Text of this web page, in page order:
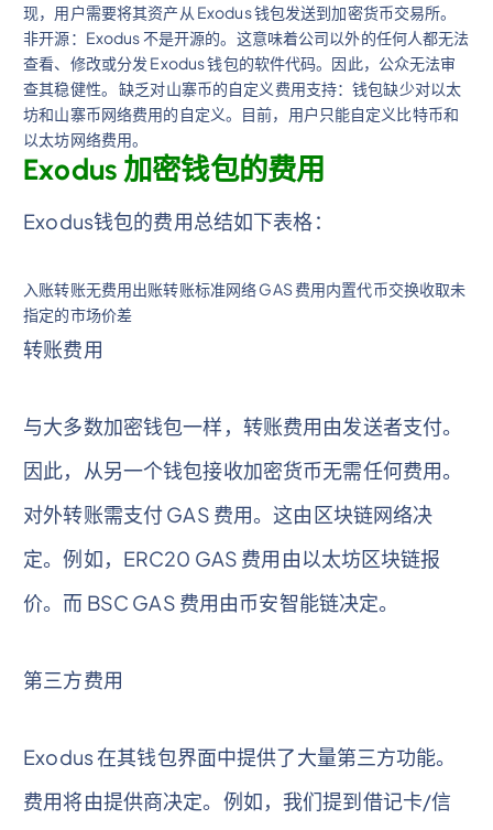
现，用户需要将其资产从 Exodus 钱包发送到加密货币交易所。
非开源：Exodus 不是开源的。这意味着公司以外的任何人都无法
查看、修改或分发 Exodus 钱包的软件代码。因此，公众无法审
查其稳健性。 缺乏对山寨币的自定义费用支持：钱包缺少对以太
坊和山寨币网络费用的自定义。目前，用户只能自定义比特币和
以太坊网络费用。
Exodus 加密钱包的费用
Exodus钱包的费用总结如下表格：
入账转账无费用出账转账标准网络 GAS 费用内置代币交换收取未
指定的市场价差
转账费用
与大多数加密钱包一样，转账费用由发送者支付。
因此，从另一个钱包接收加密货币无需任何费用。
对外转账需支付 GAS 费用。这由区块链网络决
定。例如，ERC20 GAS 费用由以太坊区块链报
价。而 BSC GAS 费用由币安智能链决定。
第三方费用
Exodus 在其钱包界面中提供了大量第三方功能。
费用将由提供商决定。例如，我们提到借记卡/信